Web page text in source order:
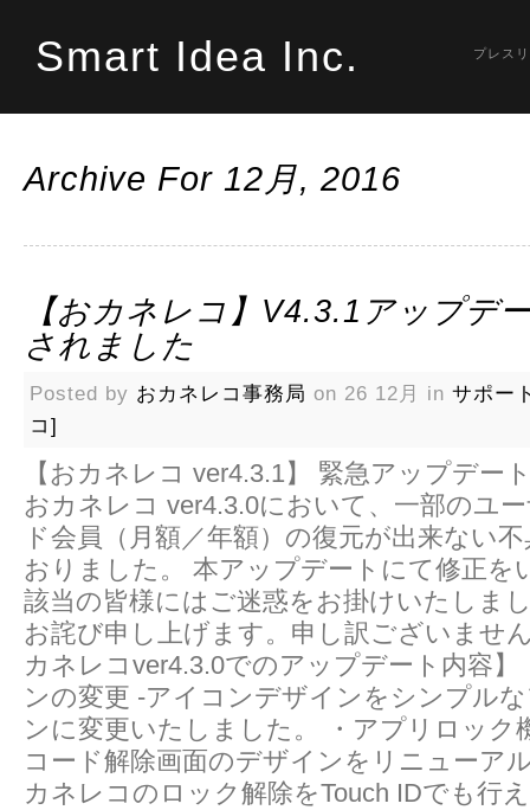
Smart Idea Inc. プレス
Archive For 12月, 2016
【おカネレコ】v4.3.1アップデ
されました
Posted by おカネレコ事務局 on 26 12月 in サポー
コ]
【おカネレコ ver4.3.1】 緊急アップデー
おカネレコ ver4.3.0において、一部のユ
ド会員（月額／年額）の復元が出来ない
おりました。 本アップデートにて修正を
該当の皆様にはご迷惑をお掛けいたしま
お詫び申し上げます。申し訳ございませ
カネレコver4.3.0でのアップデート内容
ンの変更 -アイコンデザインをシンプル
ンに変更いたしました。 ・アプリロック
コード解除画面のデザインをリニューア
カネレコのロック解除をTouch IDでも行